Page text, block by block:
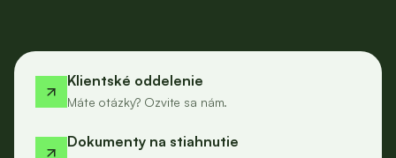
Klientské oddelenie
Máte otázky? Ozvite sa nám.
Dokumenty na stiahnutie